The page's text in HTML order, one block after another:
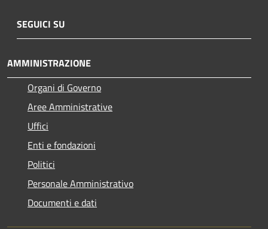
SEGUICI SU
AMMINISTRAZIONE
Organi di Governo
Aree Amministrative
Uffici
Enti e fondazioni
Politici
Personale Amministrativo
Documenti e dati